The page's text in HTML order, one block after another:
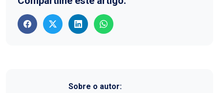
Sobre o autor: